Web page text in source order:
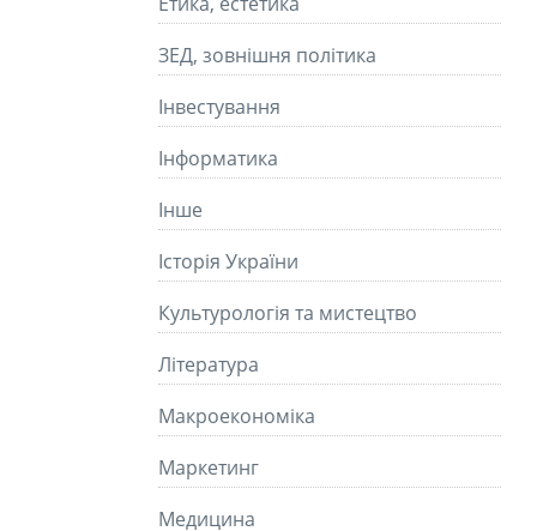
ЗЕД, зовнішня політика
Інвестування
Інформатика
Інше
Історія України
Культурологія та мистецтво
Літературa
Макроекономіка
Маркетинг
Медицина